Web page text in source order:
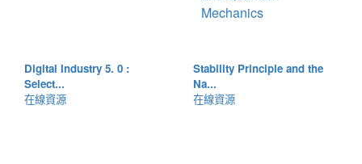
Digital Industry 5. 0 :
Select...
在線資源
Stability Principle and the
Na...
在線資源